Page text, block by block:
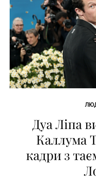
Дуа Ліпа
Каллума
кадри з